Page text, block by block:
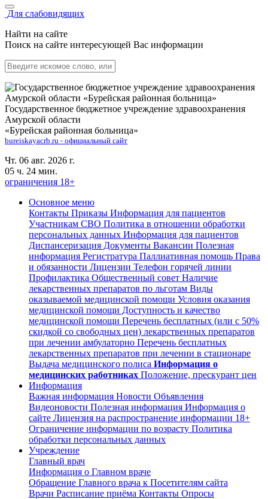
Для слабовидящих
Найти на сайте
Поиск на сайте интересующей Вас информации
Государственное бюджетное учреждение здравоохранения
Амурской области
«Бурейская районная больница»
bureiskayacrb.ru - официальный сайт
Чт. 06 авг. 2026 г.
05 ч. 24 мин.
ограничения 18+
Основное меню
Контакты Приказы Информация для пациентов
Участникам СВО Политика в отношении обработки
персональных данных Информация для пациентов
Диспансеризация Документы Вакансии Полезная
информация Регистратура Паллиативная помощь Права
и обязанности Лицензии Телефон горячей линии
Профилактика Общественный совет Наличие
лекарственных препаратов по льготам Виды
оказываемой медицинской помощи Условия оказания
медицинской помощи Доступность и качество
медицинской помощи Перечень бесплатных (или с 50%
скидкой со свободных цен) лекарственных препаратов
при лечении амбулаторно Перечень бесплатных
лекарственных препаратов при лечении в стационаре
Выдача медицинского полиса Информация о
медицинских работниках Положение, прескурант цен
Информация
Важная информация Новости Объявления
Видеоновости Полезная информация Информация о
сайте Лицензия на распространение информации 18+
Ограничение информации по возрасту Политика
обработки персональных данных
Учреждение
Главный врач
Информация о Главном враче
Обращение Главного врача к Посетителям сайта
Врачи Расписание приёма Контакты Опросы